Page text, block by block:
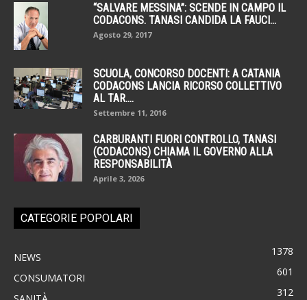
“SALVARE MESSINA”: SCENDE IN CAMPO IL
CODACONS. TANASI CANDIDA LA FAUCI...
Agosto 29, 2017
SCUOLA, CONCORSO DOCENTI: A CATANIA
CODACONS LANCIA RICORSO COLLETTIVO
AL TAR....
Settembre 11, 2016
CARBURANTI FUORI CONTROLLO, TANASI
(CODACONS) CHIAMA IL GOVERNO ALLA
RESPONSABILITÀ
Aprile 3, 2026
CATEGORIE POPOLARI
NEWS 1378
CONSUMATORI 601
312